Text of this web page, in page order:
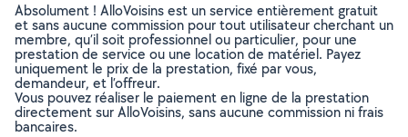
Absolument ! AlloVoisins est un service entièrement gratuit
et sans aucune commission pour tout utilisateur cherchant un
membre, qu’il soit professionnel ou particulier, pour une
prestation de service ou une location de matériel. Payez
uniquement le prix de la prestation, fixé par vous,
demandeur, et l’offreur.
Vous pouvez réaliser le paiement en ligne de la prestation
directement sur AlloVoisins, sans aucune commission ni frais
bancaires.